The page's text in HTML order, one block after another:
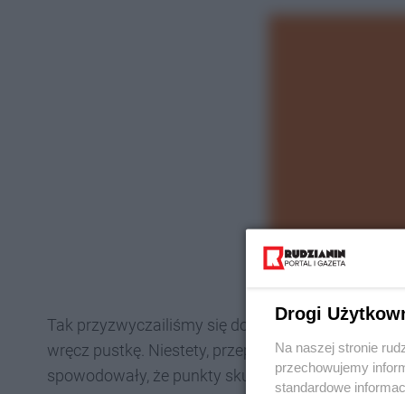
Tak przyzwyczailiśmy się do widoku
wręcz pustkę. Niestety, przepisy Unii
spowodowały, że punkty skupu nie mogły ich
Drogi
Na naszej stronie
przechowujemy
standardowe